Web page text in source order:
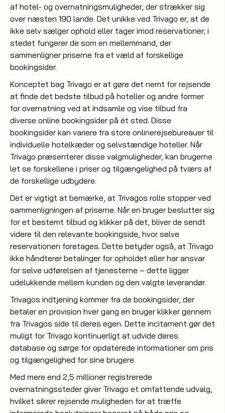
af hotel- og overnatningsmuligheder, der strækker sig
over næsten 190 lande. Det unikke ved Trivago er, at de
ikke selv sælger ophold eller tager imod reservationer; i
stedet fungerer de som en mellemmand, der
sammenligner priserne fra et væld af forskellige
bookingsider.
Konceptet bag Trivago er at gøre det nemt for rejsende
at finde det bedste tilbud på hoteller og andre former
for overnatning ved at indsamle og vise tilbud fra
diverse online bookingsider på ét sted. Disse
bookingsider kan variere fra store onlinerejsebureauer til
individuelle hotelkæder og selvstændige hoteller. Når
Trivago præsenterer disse valgmuligheder, kan brugerne
let se forskellene i priser og tilgængelighed på tværs af
de forskellige udbydere.
Det er vigtigt at bemærke, at Trivagos rolle stopper ved
sammenligningen af priserne. Når en bruger beslutter sig
for et bestemt tilbud og klikker på det, bliver de sendt
videre til den relevante bookingside, hvor selve
reservationen foretages. Dette betyder også, at Trivago
ikke håndterer betalinger for opholdet eller har ansvar
for selve udførelsen af tjenesterne – dette ligger
udelukkende mellem kunden og den valgte leverandør.
Trivagos indtjening kommer fra de bookingsider, der
betaler en provision hver gang en bruger klikker gennem
fra Trivagos side til deres egen. Dette incitament gør det
muligt for Trivago kontinuerligt at udvide deres
database og sørge for opdaterede informationer om pris
og tilgængelighed for sine brugere.
Med mere end 2,5 millioner registrerede
overnatningssteder giver Trivago et omfattende udvalg,
hvilket sikrer rejsende muligheden for at træffe